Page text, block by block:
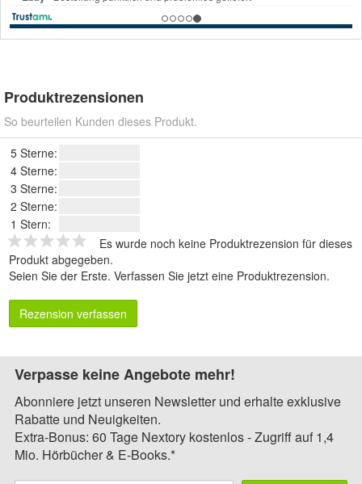
Produktrezensionen
So beurteilen Kunden dieses Produkt.
5 Sterne:
4 Sterne:
3 Sterne:
2 Sterne:
1 Stern:
Es wurde noch keine Produktrezension für dieses
Produkt abgegeben.
Seien Sie der Erste. Verfassen Sie jetzt eine Produktrezension.
Rezension verfassen
Verpasse keine Angebote mehr!
Abonniere jetzt unseren Newsletter und erhalte exklusive
Rabatte und Neuigkeiten.
Extra-Bonus: 60 Tage Nextory kostenlos - Zugriff auf 1,4
Mio. Hörbücher & E-Books.*